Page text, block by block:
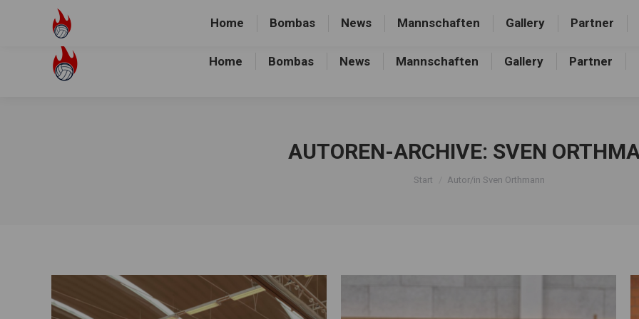
Volley-Bombas e.V.
Home Bombas News Mannschaften Gallery Partner
AUTOREN-ARCHIVE: SVEN
Sie befinden sich hier:
Start Autor/in Sven Orthmann
Home Bombas News Mannschaften Gallery Partner